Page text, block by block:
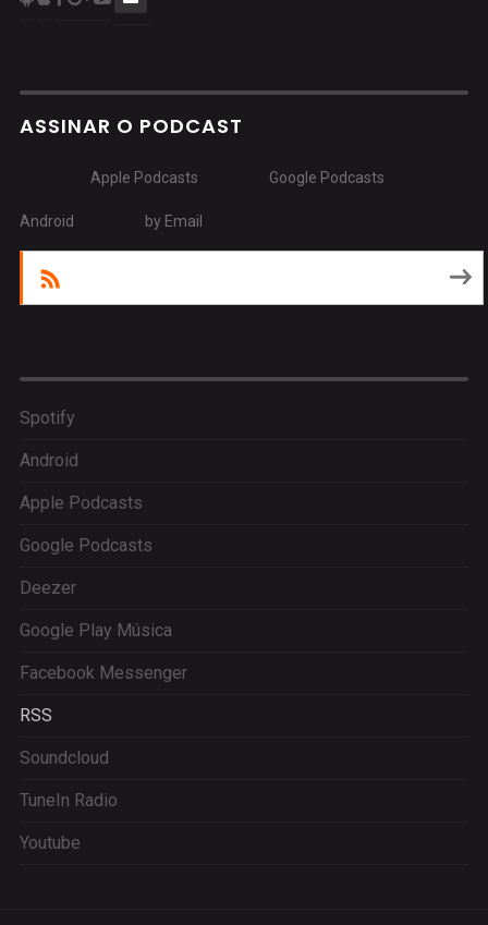
ASSINAR O PODCAST
Apple Podcasts Google Podcasts
Android by Email
Spotify
Android
Apple Podcasts
Google Podcasts
Deezer
Google Play Música
Facebook Messenger
RSS
Soundcloud
TuneIn Radio
Youtube